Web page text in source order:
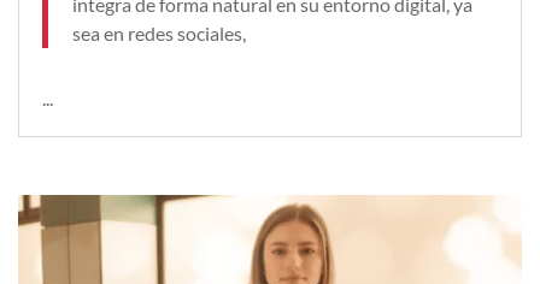
sea en redes sociales,